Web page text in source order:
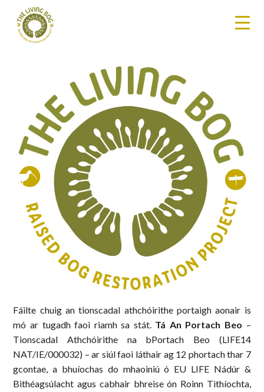
Fáilte chuig an tionscadal athchóirithe portaigh aonair is
mó ar tugadh faoi riamh sa stát. Tá An Portach Beo –
Tionscadal Athchóirithe na bPortach Beo (LIFE14
NAT/IE/000032) – ar siúl faoi láthair ag 12 phortach thar 7
gcontae, a bhuíochas do mhaoiniú ó EU LIFE Nádúr &
Bithéagsúlacht agus cabhair bhreise ón Roinn Tithíochta,